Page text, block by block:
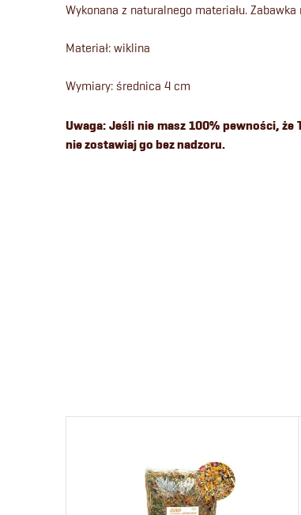
Wykonana z naturalnego materiału.
Materiał: wiklina
Wymiary: średnica 4 cm
Uwaga: Jeśli nie masz 100% pewności,
nie zostawiaj go bez nadzoru.